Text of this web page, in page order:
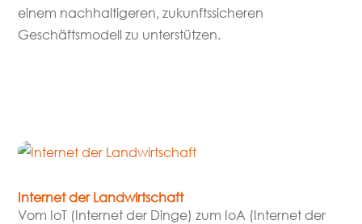
einem nachhaltigeren, zukunftssicheren
Geschäftsmodell zu unterstützen.
Internet der Landwirtschaft
Vom IoT (Internet der Dinge) zum IoA (Internet der